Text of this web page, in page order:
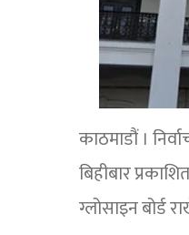
काठमाडौं ।
बिहीबार
ग्लोसाइन बोर्ड